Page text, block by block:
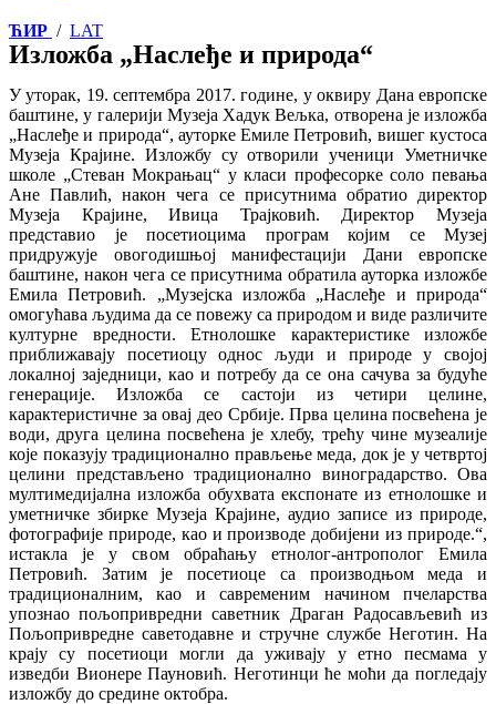
ЋИР / LAT
Изложба „Наслеђе и природа“
У уторак, 19. септембра 2017. године, у оквиру Дана европске
баштине, у галерији Музеја Хадук Вељка, отворена је изложба
„Наслеђе и природа“, ауторке Емиле Петровић, вишег кустоса
Музеја Крајине. Изложбу су отворили ученици Уметничке
школе „Стеван Мокрањац“ у класи професорке соло певања
Ане Павлић, након чега се присутнима обратио директор
Музеја Крајине, Ивица Трајковић. Директор Музеја
представио је посетиоцима програм којим се Музеј
придружује овогодишњој манифестацији Дани европске
баштине, након чега се присутнима обратила ауторка изложбе
Емила Петровић. „Музејска изложба „Наслеђе и природа“
омогућава људима да се повежу са природом и виде различите
културне вредности. Етнолошке карактеристике изложбе
приближавају посетиоцу однос људи и природе у својој
локалној заједници, као и потребу да се она сачува за будуће
генерације. Изложба се састоји из четири целине,
карактеристичне за овај део Србије. Прва целина посвећена је
води, друга целина посвећена је хлебу, трећу чине музеалије
које показују традиционално прављење меда, док је у четвртој
целини представљено традиционално виноградарство. Ова
мултимедијална изложба обухвата експонате из етнолошке и
уметничке збирке Музеја Крајине, аудио записе из природе,
фотографије природе, као и производе добијени из природе.“,
истакла је у свом обраћању етнолог-антрополог Емила
Петровић. Затим је посетиоце са производњом меда и
традиционалним, као и савременим начином пчеларства
упознао пољопривредни саветник Драган Радосављевић из
Пољопривредне саветодавне и стручне службе Неготин. На
крају су посетиоци могли да уживају у етно песмама у
изведби Вионере Пауновић. Неготинци ће моћи да погледају
изложбу до средине октобра.